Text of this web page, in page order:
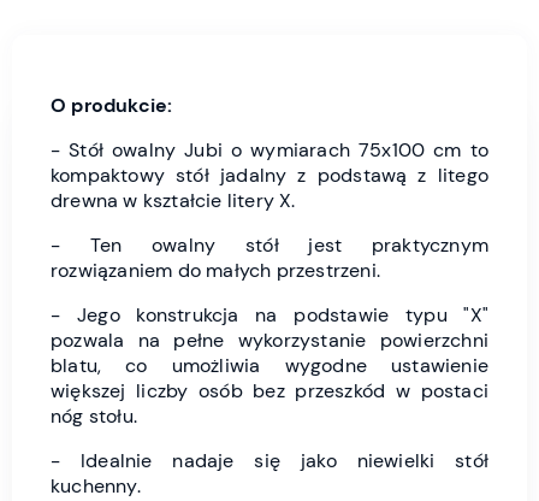
O produkcie:
- Stół owalny Jubi o wymiarach 75x100 cm to
kompaktowy stół jadalny z podstawą z litego
drewna w kształcie litery X.
- Ten owalny stół jest praktycznym
rozwiązaniem do małych przestrzeni.
- Jego konstrukcja na podstawie typu "X"
pozwala na pełne wykorzystanie powierzchni
blatu, co umożliwia wygodne ustawienie
większej liczby osób bez przeszkód w postaci
nóg stołu.
- Idealnie nadaje się jako niewielki stół
kuchenny.